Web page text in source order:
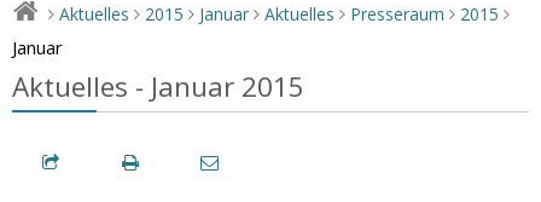
> Aktuelles > 2015 > Januar > Aktuelles > Presseraum > 2015 >
Januar
Aktuelles - Januar 2015